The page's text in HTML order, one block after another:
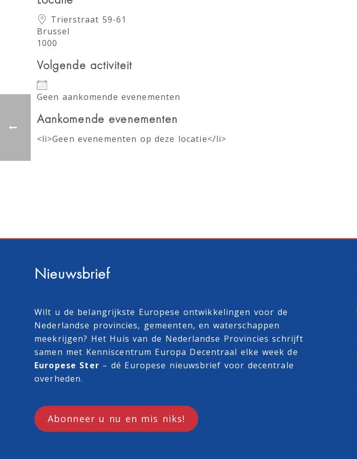
Trierstraat 59-61
Brussel
1000
Volgende activiteit
Geen aankomende evenementen
Aankomende evenementen
<li>Geen evenementen op deze locatie</li>
Nieuwsbrief
Wilt u de belangrijkste Europese ontwikkelingen voor de
Nederlandse provincies, gemeenten, en waterschappen
meekrijgen? Het Huis van de Nederlandse Provincies schrijft
samen met Kenniscentrum Europa Decentraal elke week de
Europese Ster – dé Europese nieuwsbrief voor decentrale
overheden.
Abonneer u nu en mis niks!